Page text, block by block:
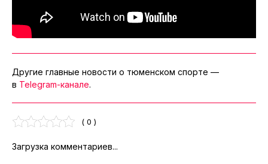
Другие главные новости о тюменском спорте —
в Telegram-канале.
( 0 )
Загрузка комментариев...